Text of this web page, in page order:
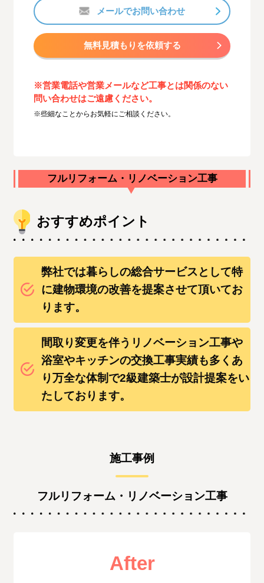
メールでお問い合わせ
無料見積もりを依頼する
※営業電話や営業メールなど工事とは関係のない
問い合わせはご遠慮ください。
※些細なことからお気軽にご相談ください。
フルリフォーム・リノベーション工事
おすすめポイント
弊社では暮らしの総合サービスとして特
に建物環境の改善を提案させて頂いてお
ります。
間取り変更を伴うリノベーション工事や
浴室やキッチンの交換工事実績も多くあ
り万全な体制で2級建築士が設計提案をい
たしております。
施工事例
フルリフォーム・リノベーション工事
After